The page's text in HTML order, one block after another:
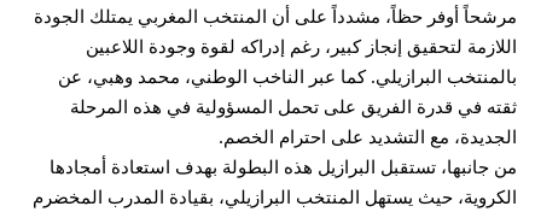
مرشحاً أوفر حظاً، مشدداً على أن المنتخب المغربي يمتلك الجودة
اللازمة لتحقيق إنجاز كبير، رغم إدراكه لقوة وجودة اللاعبين
بالمنتخب البرازيلي. كما عبر الناخب الوطني، محمد وهبي، عن
ثقته في قدرة الفريق على تحمل المسؤولية في هذه المرحلة
الجديدة، مع التشديد على احترام الخصم.
من جانبها، تستقبل البرازيل هذه البطولة بهدف استعادة أمجادها
الكروية، حيث يستهل المنتخب البرازيلي، بقيادة المدرب المخضرم